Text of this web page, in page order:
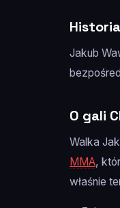
Jakub
O gali
Walka
MMA,
właśnie